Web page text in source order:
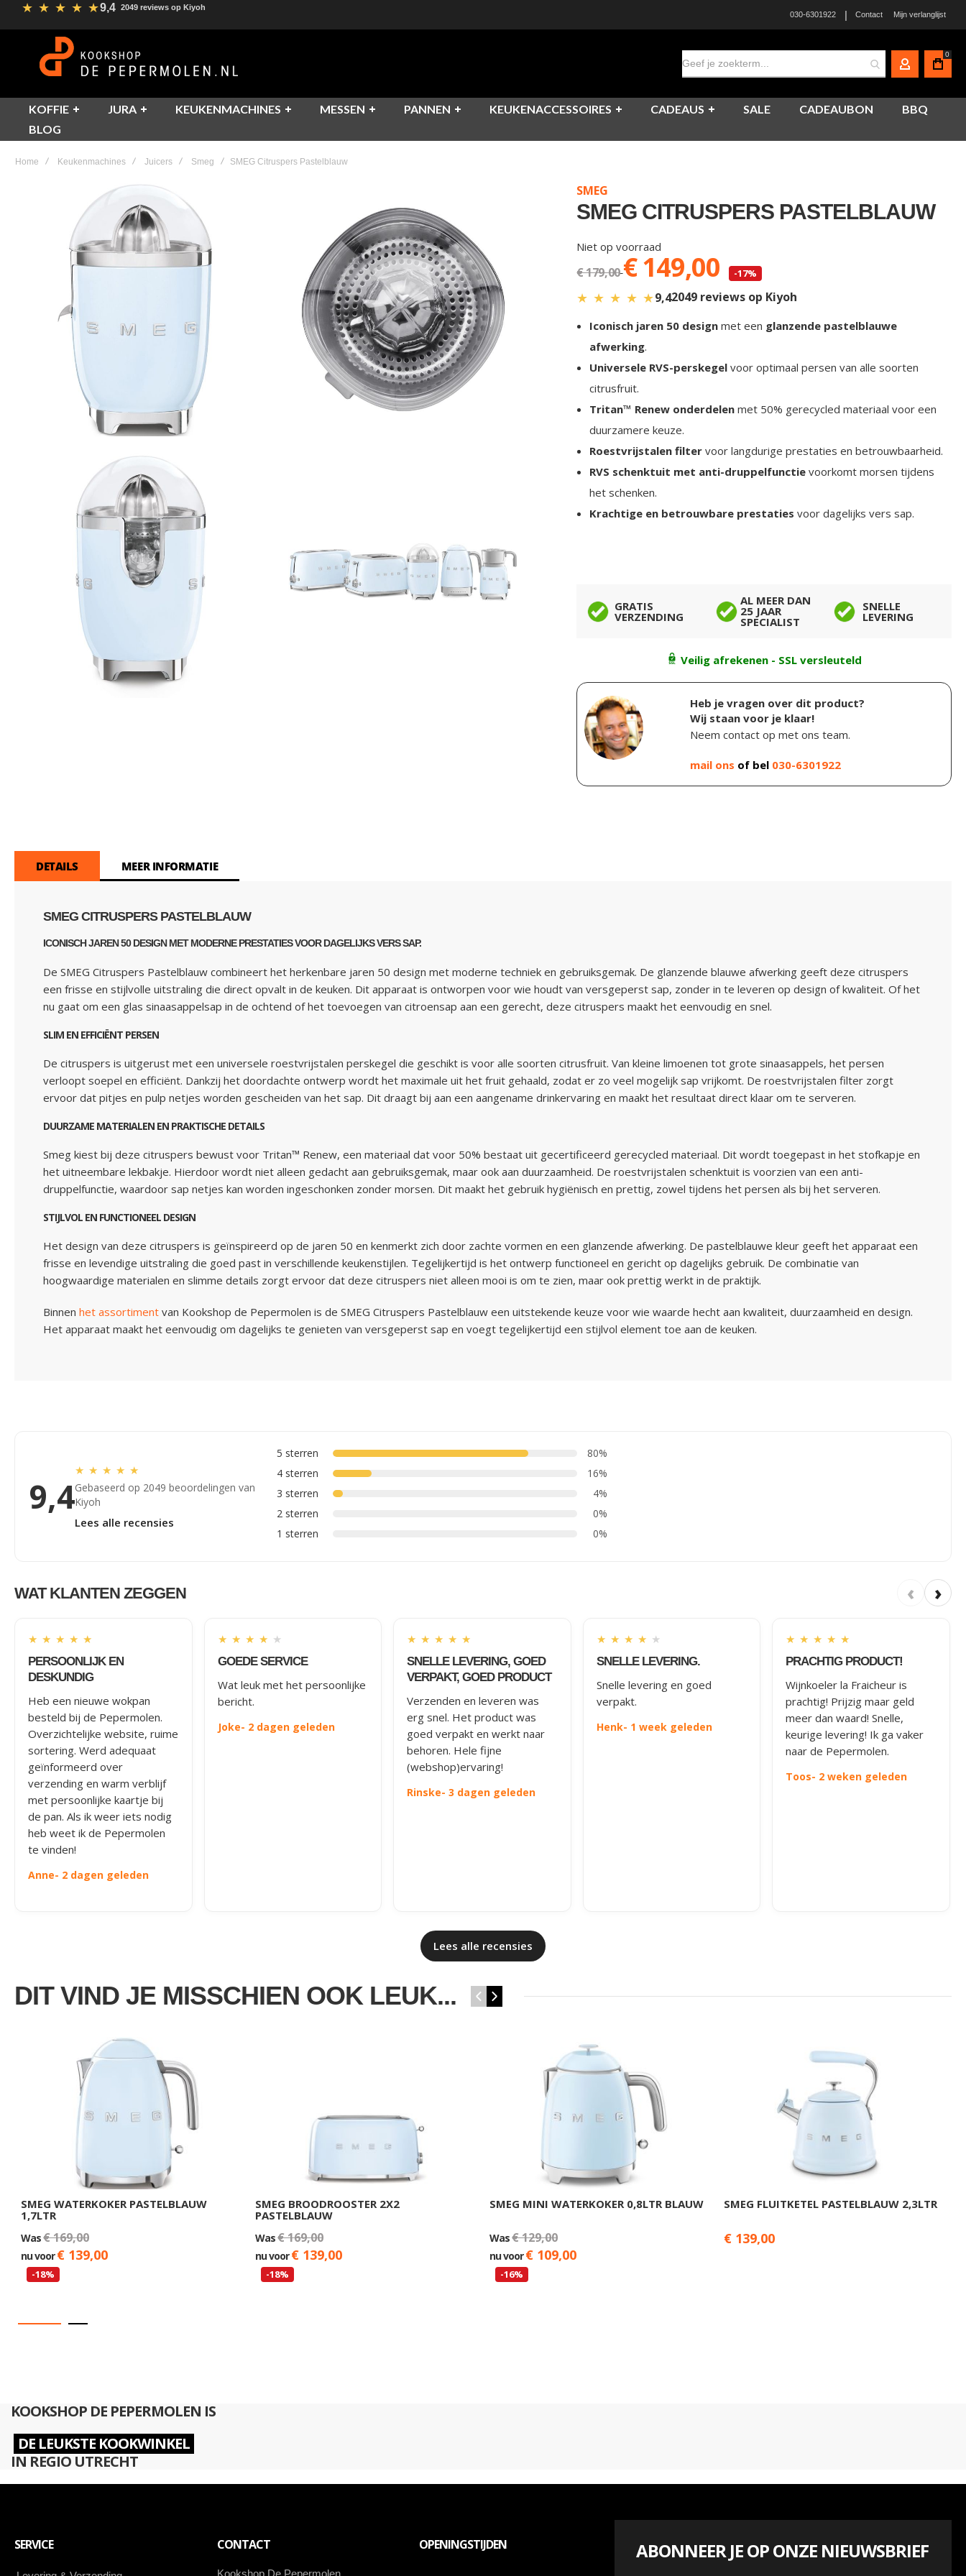
★ ★ ★ ★ ★9,4 2049 reviews op Kiyoh
030-6301922
| Contact Mijn verlanglijst
MIJN
0
KOFFIE JURA KEUKENMACHINES MESSEN PANNEN KEUKENACCESSOIRES CADEAUS SALE CADEAUBON
BBQ
BLOG
Home Keukenmachines Juicers Smeg SMEG Citruspers Pastelblauw
SMEG
SMEG CITRUSPERS PASTELBLAUW
Niet op voorraad
€ 179,00€ 149,00 -17%
★ ★ ★ ★ ★9,42049 reviews op Kiyoh
Iconisch jaren 50 design met een glanzende pastelblauwe
afwerking.
Universele RVS-perskegel voor optimaal persen van alle soorten
citrusfruit.
Tritan™ Renew onderdelen met 50% gerecycled materiaal voor een
duurzamere keuze.
Roestvrijstalen filter voor langdurige prestaties en betrouwbaarheid.
RVS schenktuit met anti-druppelfunctie voorkomt morsen tijdens
het schenken.
Krachtige en betrouwbare prestaties voor dagelijks vers sap.
GRATIS
VERZENDING
AL MEER DAN
25 JAAR
SPECIALIST
SNELLE
LEVERING
Veilig afrekenen - SSL versleuteld
Heb je vragen over dit product?
Wij staan voor je klaar!
Neem contact op met ons team.
mail ons of bel 030-6301922
DETAILS
SMEG CITRUSPERS PASTELBLAUW
ICONISCH JAREN 50 DESIGN MET MODERNE PRESTATIES VOOR DAGELIJKS VERS SAP.
De SMEG Citruspers Pastelblauw combineert het herkenbare jaren 50 design met moderne techniek en gebruiksgemak. De glanzende blauwe afwerking geeft deze citruspers
een frisse en stijlvolle uitstraling die direct opvalt in de keuken. Dit apparaat is ontworpen voor wie houdt van versgeperst sap, zonder in te leveren op design of kwaliteit. Of het
nu gaat om een glas sinaasappelsap in de ochtend of het toevoegen van citroensap aan een gerecht, deze citruspers maakt het eenvoudig en snel.
SLIM EN EFFICIËNT PERSEN
De citruspers is uitgerust met een universele roestvrijstalen perskegel die geschikt is voor alle soorten citrusfruit. Van kleine limoenen tot grote sinaasappels, het persen
verloopt soepel en efficiënt. Dankzij het doordachte ontwerp wordt het maximale uit het fruit gehaald, zodat er zo veel mogelijk sap vrijkomt. De roestvrijstalen filter zorgt
ervoor dat pitjes en pulp netjes worden gescheiden van het sap. Dit draagt bij aan een aangename drinkervaring en maakt het resultaat direct klaar om te serveren.
DUURZAME MATERIALEN EN PRAKTISCHE DETAILS
Smeg kiest bij deze citruspers bewust voor Tritan™ Renew, een materiaal dat voor 50% bestaat uit gecertificeerd gerecycled materiaal. Dit wordt toegepast in het stofkapje en
het uitneembare lekbakje. Hierdoor wordt niet alleen gedacht aan gebruiksgemak, maar ook aan duurzaamheid. De roestvrijstalen schenktuit is voorzien van een anti-
druppelfunctie, waardoor sap netjes kan worden ingeschonken zonder morsen. Dit maakt het gebruik hygiënisch en prettig, zowel tijdens het persen als bij het serveren.
STIJLVOL EN FUNCTIONEEL DESIGN
Het design van deze citruspers is geïnspireerd op de jaren 50 en kenmerkt zich door zachte vormen en een glanzende afwerking. De pastelblauwe kleur geeft het apparaat een
frisse en levendige uitstraling die goed past in verschillende keukenstijlen. Tegelijkertijd is het ontwerp functioneel en gericht op dagelijks gebruik. De combinatie van
hoogwaardige materialen en slimme details zorgt ervoor dat deze citruspers niet alleen mooi is om te zien, maar ook prettig werkt in de praktijk.
Binnen het assortiment van Kookshop de Pepermolen is de SMEG Citruspers Pastelblauw een uitstekende keuze voor wie waarde hecht aan kwaliteit, duurzaamheid en design.
Het apparaat maakt het eenvoudig om dagelijks te genieten van versgeperst sap en voegt tegelijkertijd een stijlvol element toe aan de keuken.
MEER INFORMATIE
9,4
★ ★ ★ ★ ★
Gebaseerd op 2049 beoordelingen van
Kiyoh
Lees alle recensies
5 sterren
80%
4 sterren
16%
3 sterren
4%
2 sterren
0%
1 sterren
0%
WAT KLANTEN ZEGGEN ‹ ›
★ ★ ★ ★ ★
PERSOONLIJK EN
DESKUNDIG
Heb een nieuwe wokpan
besteld bij de Pepermolen.
Overzichtelijke website, ruime
sortering. Werd adequaat
geïnformeerd over
verzending en warm verblijf
met persoonlijke kaartje bij
de pan. Als ik weer iets nodig
heb weet ik de Pepermolen
te vinden!
Anne- 2 dagen geleden
★ ★ ★ ★ ★
GOEDE SERVICE
Wat leuk met het persoonlijke
bericht.
Joke- 2 dagen geleden
★ ★ ★ ★ ★
SNELLE LEVERING, GOED
VERPAKT, GOED PRODUCT
Verzenden en leveren was
erg snel. Het product was
goed verpakt en werkt naar
behoren. Hele fijne
(webshop)ervaring!
Rinske- 3 dagen geleden
★ ★ ★ ★ ★
SNELLE LEVERING.
Snelle levering en goed
verpakt.
Henk- 1 week geleden
★ ★ ★ ★ ★
PRACHTIG PRODUCT!
Wijnkoeler la Fraicheur is
prachtig! Prijzig maar geld
meer dan waard! Snelle,
keurige levering! Ik ga vaker
naar de Pepermolen.
Toos- 2 weken geleden
Lees alle recensies
DIT VIND JE MISSCHIEN OOK LEUK... ‹ ›
SMEG WATERKOKER PASTELBLAUW
1,7LTR
Was€ 169,00
nu voor€ 139,00
-18%
SMEG BROODROOSTER 2X2
PASTELBLAUW
Was€ 169,00
nu voor€ 139,00
-18%
SMEG MINI WATERKOKER 0,8LTR BLAUW
Was€ 129,00
nu voor€ 109,00
-16%
SMEG FLUITKETEL PASTELBLAUW 2,3LTR
€ 139,00
KOOKSHOP DE PEPERMOLEN IS
DE LEUKSTE KOOKWINKEL
IN REGIO UTRECHT
ABONNEER JE OP ONZE NIEUWSBRIEF
SERVICE CONTACT OPENINGSTIJDEN